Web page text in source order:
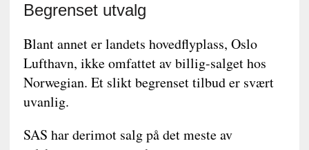
Begrenset utvalg
Blant annet er landets hovedflyplass, Oslo
Lufthavn, ikke omfattet av billig-salget hos
Norwegian. Et slikt begrenset tilbud er svært
uvanlig.
SAS har derimot salg på det meste av